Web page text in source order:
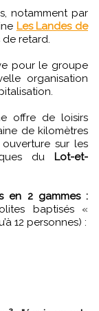
Les Landes de
retard.
pour le groupe
organisation
offre de loisirs
de kilomètres
sur les
du Lot-et-
en 2 gammes :
baptisés «
12 personnes) :